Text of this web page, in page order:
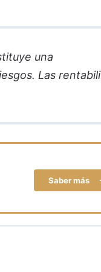
una
Las
Saber más